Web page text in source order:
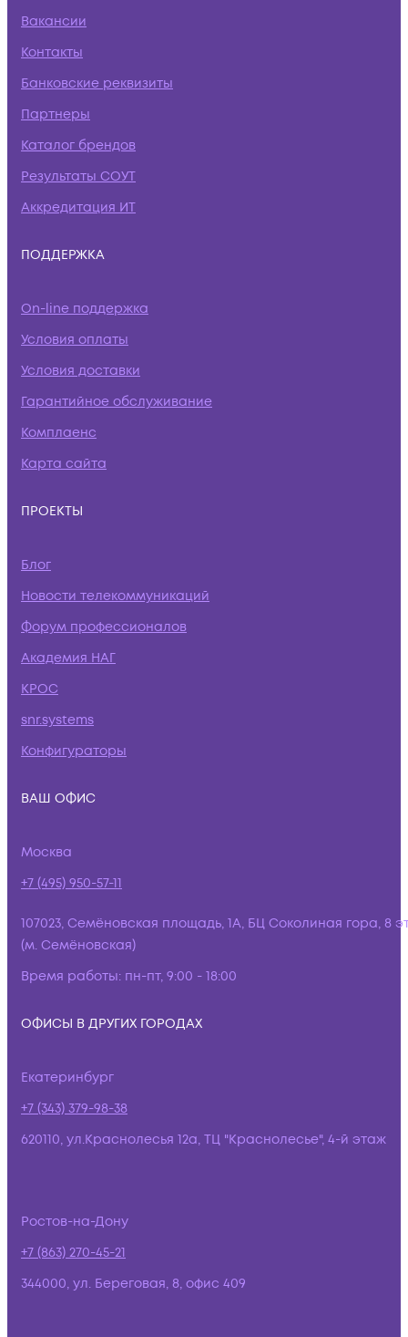
Вакансии
Контакты
Банковские реквизиты
Партнеры
Каталог брендов
Результаты СОУТ
Аккредитация ИТ
ПОДДЕРЖКА
On-line поддержка
Условия оплаты
Условия доставки
Гарантийное обслуживание
Комплаенс
Карта сайта
ПРОЕКТЫ
Блог
Новости телекоммуникаций
Форум профессионалов
Академия НАГ
КРОС
snr.systems
Конфигураторы
ВАШ ОФИС
Москва
+7 (495) 950-57-11
107023, Семёновская площадь, 1А, БЦ Соколиная гора, 8
(м. Семёновская)
Время работы: пн-пт, 9:00 - 18:00
ОФИСЫ В ДРУГИХ ГОРОДАХ
Екатеринбург
+7 (343) 379-98-38
620110, ул.Краснолесья 12а, ТЦ "Краснолесье", 4-й этаж
Ростов-на-Дону
+7 (863) 270-45-21
344000, ул. Береговая, 8, офис 409